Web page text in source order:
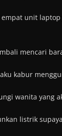
unit
mencari
kabur
wanita yang
listrik